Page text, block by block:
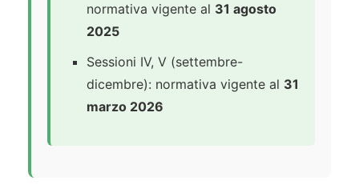
normativa vigente al 31 agosto
2025
Sessioni IV, V (settembre-
dicembre): normativa vigente al 31
marzo 2026